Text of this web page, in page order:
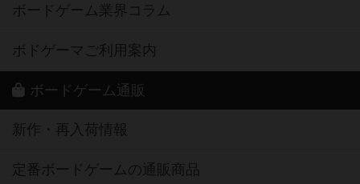
ボードゲーム業界コラム
ボドゲーマご利用案内
ボードゲーム通販
新作・再入荷情報
定番ボードゲームの通販商品